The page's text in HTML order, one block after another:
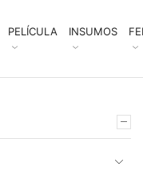
PELÍCULA INSUMOS